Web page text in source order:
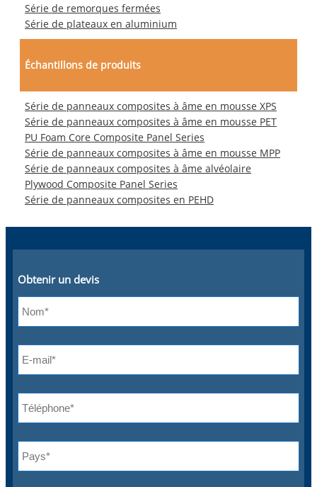
Série de remorques fermées
Série de plateaux en aluminium
Échantillons de produits
Série de panneaux composites à âme en mousse XPS
Série de panneaux composites à âme en mousse PET
PU Foam Core Composite Panel Series
Série de panneaux composites à âme en mousse MPP
Série de panneaux composites à âme alvéolaire
Plywood Composite Panel Series
Série de panneaux composites en PEHD
Obtenir un devis